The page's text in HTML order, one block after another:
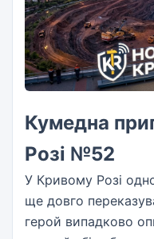
Кумедна
Розі №52
У Кривому Розі
ще довго
герой випадково